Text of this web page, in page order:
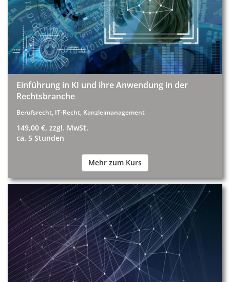
Einführung in KI und ihre Anwendung in der
Rechtsbranche
Berufsrecht, IT-Recht, Kanzleimanagement
149,00 €, zzgl. MwSt.
ca. 5 Stunden
Mehr zum Kurs